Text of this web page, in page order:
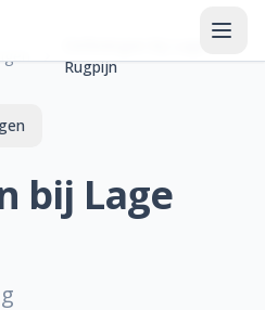
Rugpijn
bij Lage